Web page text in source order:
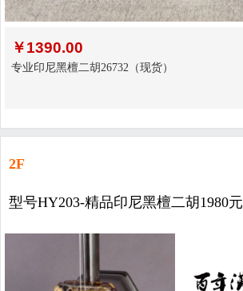
￥1390.00
专业印尼黑檀二胡26732（现货）
2F
型号HY203-精品印尼黑檀二胡1980元